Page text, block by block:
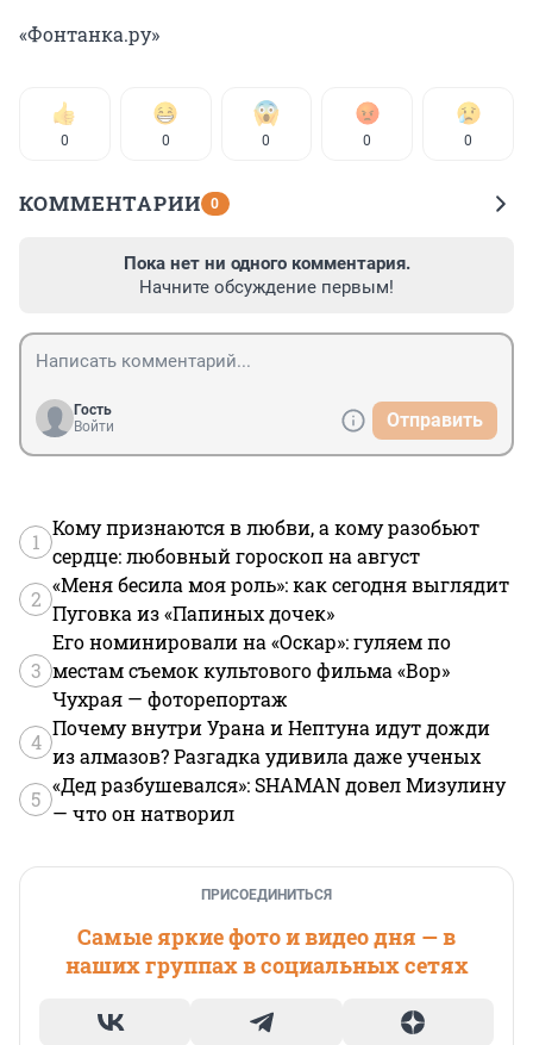
«Фонтанка.ру»
0 0 0 0 0
КОММЕНТАРИИ 0
Пока нет ни одного комментария.
Начните обсуждение первым!
Гость
Войти
Отправить
1
Кому признаются в любви, а кому разобьют
сердце: любовный гороскоп на август
2
«Меня бесила моя роль»: как сегодня выглядит
Пуговка из «Папиных дочек»
3
Его номинировали на «Оскар»: гуляем по
местам съемок культового фильма «Вор»
Чухрая — фоторепортаж
4
Почему внутри Урана и Нептуна идут дожди
из алмазов? Разгадка удивила даже ученых
5
«Дед разбушевался»: SHAMAN довел Мизулину
— что он натворил
ПРИСОЕДИНИТЬСЯ
Самые яркие фото и видео дня — в
наших группах в социальных сетях